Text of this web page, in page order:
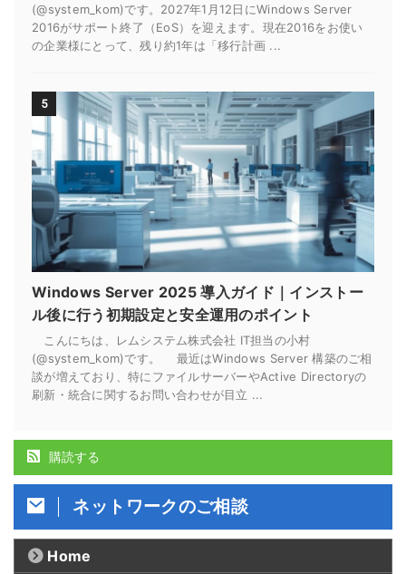
(@system_kom)です。2027年1月12日にWindows Server
2016がサポート終了（EoS）を迎えます。現在2016をお使い
の企業様にとって、残り約1年は「移行計画 ...
5
Windows Server 2025 導入ガイド｜インストー
ル後に行う初期設定と安全運用のポイント
こんにちは、レムシステム株式会社 IT担当の小村
(@system_kom)です。 最近はWindows Server 構築のご相
談が増えており、特にファイルサーバーやActive Directoryの
刷新・統合に関するお問い合わせが目立 ...
購読する
ネットワークのご相談
Home